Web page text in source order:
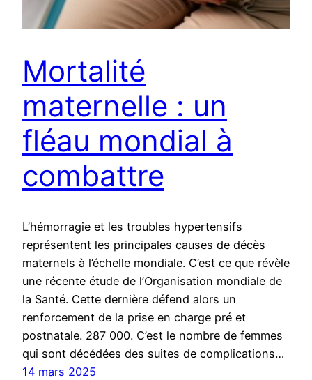
Mortalité
maternelle : un
fléau mondial à
combattre
L’hémorragie et les troubles hypertensifs
représentent les principales causes de décès
maternels à l’échelle mondiale. C’est ce que révèle
une récente étude de l’Organisation mondiale de
la Santé. Cette dernière défend alors un
renforcement de la prise en charge pré et
postnatale. 287 000. C’est le nombre de femmes
qui sont décédées des suites de complications…
14 mars 2025